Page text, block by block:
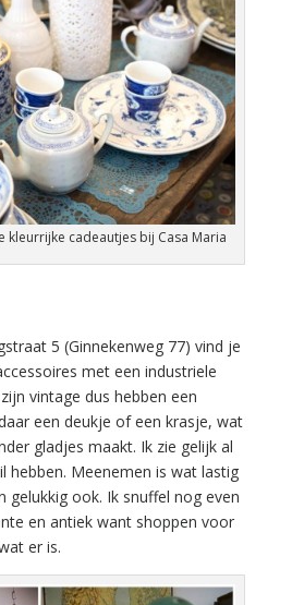
kleurrijke cadeautjes bij Casa Maria
5 (Ginnekenweg 77) vind je
met een industriele
vintage dus hebben een
een deukje of een krasje, wat
gladjes maakt. Ik zie gelijk al
hebben. Meenemen is wat lastig
gelukkig ook. Ik snuffel nog even
en antiek want shoppen voor
er is.